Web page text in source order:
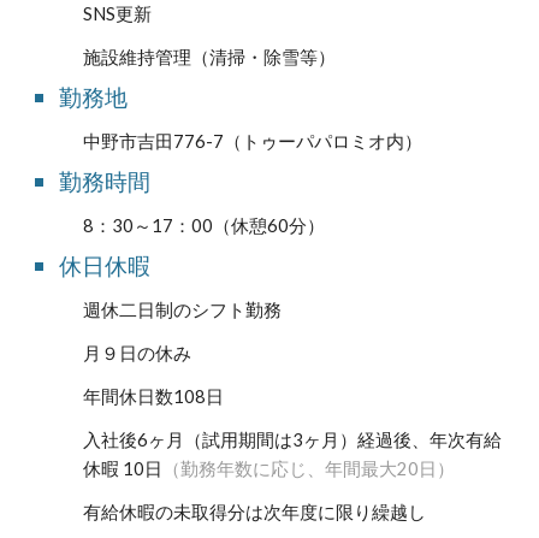
SNS更新
施設維持管理（清掃・除雪等）
勤務地
中野市吉田776-7 （ トゥーパパロミオ内）
勤務時間
8：30～17 ：00 （休憩60分）
休日休暇
週休二日制のシフト勤務
月９日の休み
年間休日数108日
入社後6ヶ月（試用期間は3ヶ月）経過後、年次有給
休暇 10日
（勤務年数に応じ、年間最大20日）
有給休暇の未取得分は次年度に限り繰越し